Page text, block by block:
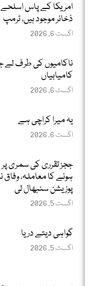
امریکا کے پاس اسلحے
ذخائر موجود ہیں، ٹرمپ
اگست 6, 2026
ناکامیوں کی طرف لے
کامیابیاں
اگست 6, 2026
یہ میرا کراچی ہے
اگست 6, 2026
ججز تقرری کی سمری
ہونے کا معاملہ، وفاق
پوزیشن سنبھال لی
اگست 5, 2026
گواہی دیتے دریا
اگست 5, 2026